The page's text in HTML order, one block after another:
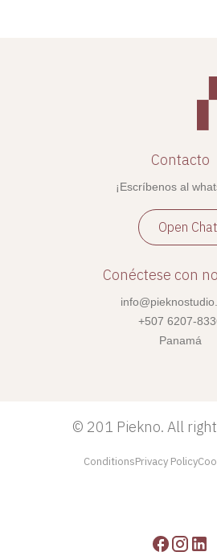
Contacto
¡Escríbenos al
Open Chat
Conéctese con
+507 6207-
Panamá
© 201 Piekno. All
ConditionsPrivacy Policy